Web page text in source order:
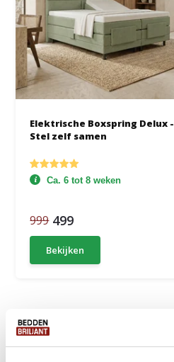
Elektrische Boxspring Delux -
Stel zelf samen
Ca. 6 tot 8 weken
999 499
Bekijken